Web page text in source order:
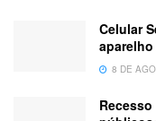
Celular
8 DE